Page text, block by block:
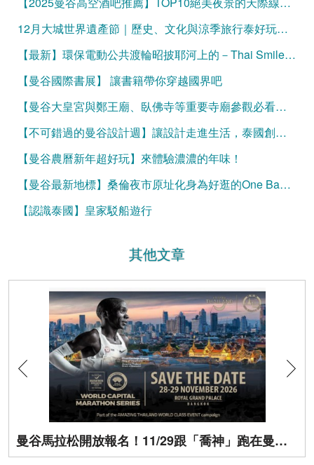
12月大城世界遺產節｜歷史、文化與涼季旅行泰好玩的曼谷一日遊！
【最新】環保電動公共渡輪昭披耶河上的－Thai Smile Boat
【曼谷國際書展】 讓書籍帶你穿越國界吧
【曼谷大皇宮與鄭王廟、臥佛寺等重要寺廟參觀必看】服裝規定與官方網站購票資訊
【不可錯過的曼谷設計週】讓設計走進生活，泰國創意大爆發
【曼谷農曆新年超好玩】來體驗濃濃的年味！
【曼谷最新地標】桑倫夜市原址化身為好逛的One Bangkok
【認識泰國】皇家駁船遊行
其他文章
曼谷馬拉松開放報名！11/29跟「喬神」跑在曼谷街頭